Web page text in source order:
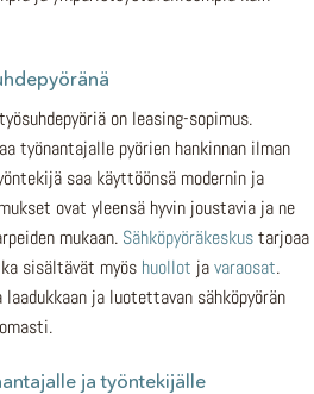
on leasing-sopimus.
työnantajalle pyörien hankinnan ilman
saa käyttöönsä modernin ja
ovat yleensä hyvin joustavia ja ne
mukaan. Sähköpyöräkeskustarjoaa
sisältävät myös huollot javaraosat.
ja luotettavan sähköpyörän
ja työntekijälle